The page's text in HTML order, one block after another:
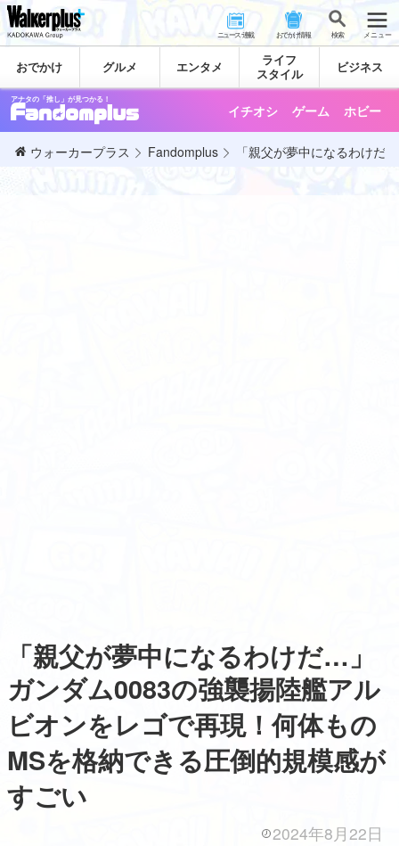
ニュース･連載 おでかけ情報 検 索 メニュー
おでかけ グルメ エンタメ
ライフ
スタイル
ビジネス
アナタの「推し」が見つかる！
イチオシ ゲーム ホビー
ウォーカープラス Fandomplus 「親父が夢中になるわけ
「親父が夢中になるわけだ…」
ガンダム0083の強襲揚陸艦アル
ビオンをレゴで再現！何体もの
MSを格納できる圧倒的規模感が
すごい
2024年8月22日